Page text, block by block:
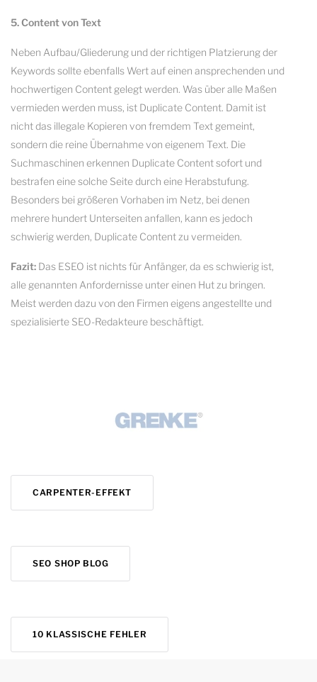
5. Content von Text
Neben Aufbau/Gliederung und der richtigen Platzierung der
Keywords sollte ebenfalls Wert auf einen ansprechenden und
hochwertigen Content gelegt werden. Was über alle Maßen
vermieden werden muss, ist Duplicate Content. Damit ist
nicht das illegale Kopieren von fremdem Text gemeint,
sondern die reine Übernahme von eigenem Text. Die
Suchmaschinen erkennen Duplicate Content sofort und
bestrafen eine solche Seite durch eine Herabstufung.
Besonders bei größeren Vorhaben im Netz, bei denen
mehrere hundert Unterseiten anfallen, kann es jedoch
schwierig werden, Duplicate Content zu vermeiden.
Fazit: Das ESEO ist nichts für Anfänger, da es schwierig ist,
alle genannten Anfordernisse unter einen Hut zu bringen.
Meist werden dazu von den Firmen eigens angestellte und
spezialisierte SEO-Redakteure beschäftigt.
CARPENTER-EFFEKT
SEO SHOP BLOG
10 KLASSISCHE FEHLER